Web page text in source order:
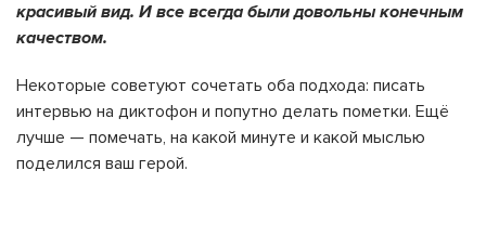
красивый вид. И все всегда были довольны конечным
качеством.
Некоторые советуют сочетать оба подхода: писать
интервью на диктофон и попутно делать пометки. Ещё
лучше — помечать, на какой минуте и какой мыслью
поделился ваш герой.